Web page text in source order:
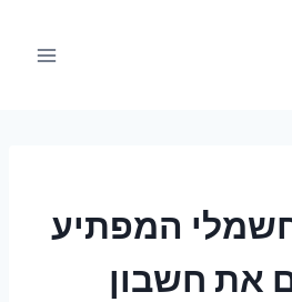
המפתיע
את חשבון